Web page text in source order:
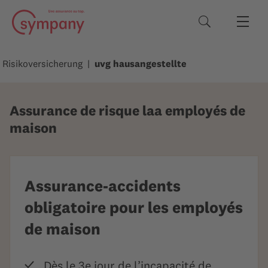
Termes de
Risikoversicherung uvg haus­angestellte
Assurance de risque laa employés de
maison
Assurance-accidents
obligatoire pour les employés
de maison